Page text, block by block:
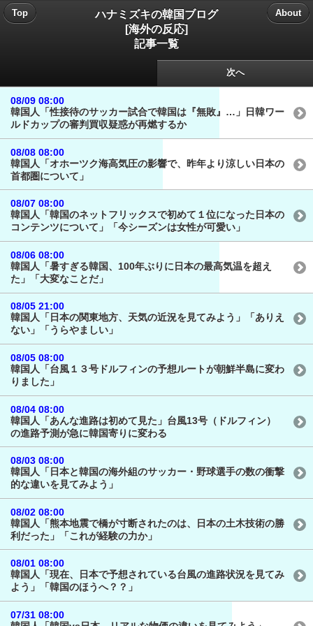
Top
ハナミズキの韓国ブログ
[海外の反応]
記事一覧
About
次へ
08/09 08:00
韓国人「性接待のサッカー試合で韓国は『無敗』…」日韓ワー
ルドカップの審判買収疑惑が再燃するか
08/08 08:00
韓国人「オホーツク海高気圧の影響で、昨年より涼しい日本の
首都圏について」
08/07 08:00
韓国人「韓国のネットフリックスで初めて１位になった日本の
コンテンツについて」「今シーズンは女性が可愛い」
08/06 08:00
韓国人「暑すぎる韓国、100年ぶりに日本の最高気温を超え
た」「大変なことだ」
08/05 21:00
韓国人「日本の関東地方、天気の近況を見てみよう」「ありえ
ない」「うらやましい」
08/05 08:00
韓国人「台風１３号ドルフィンの予想ルートが朝鮮半島に変わ
りました」
08/04 08:00
韓国人「あんな進路は初めて見た」台風13号（ドルフィン）
の進路予測が急に韓国寄りに変わる
08/03 08:00
韓国人「日本と韓国の海外組のサッカー・野球選手の数の衝撃
的な違いを見てみよう」
08/02 08:00
韓国人「熊本地震で橋が寸断されたのは、日本の土木技術の勝
利だった」「これが経験の力か」
08/01 08:00
韓国人「現在、日本で予想されている台風の進路状況を見てみ
よう」「韓国のほうへ？？」
07/31 08:00